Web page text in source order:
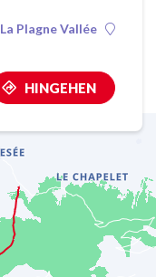
La Plagne Vallée
HINGEHEN